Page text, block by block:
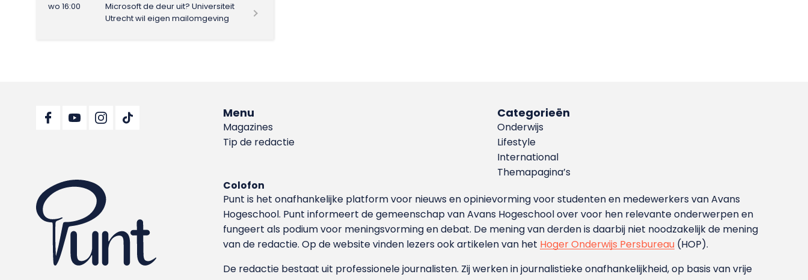
wo 16:00
Microsoft de deur uit? Universiteit
Utrecht wil eigen mailomgeving
Menu
Magazines
Tip de redactie
Categorieën
Onderwijs
Lifestyle
International
Themapagina’s
Colofon
Punt is het onafhankelijke platform voor nieuws en opinievorming voor studenten en medewerkers van Avans
Hoge­school. Punt informeert de gemeenschap van Avans Hogeschool over voor hen relevante onderwerpen en
fungeert als podium voor meningsvorming en debat. De mening van derden is daarbij niet noodzakelijk de mening
van de redactie. Op de website vinden lezers ook artikelen van het Hoger Onderwijs Persbureau (HOP).
De redactie bestaat uit professionele journalisten. Zij werken in journalistieke onafhankelijkheid, op basis van vrije